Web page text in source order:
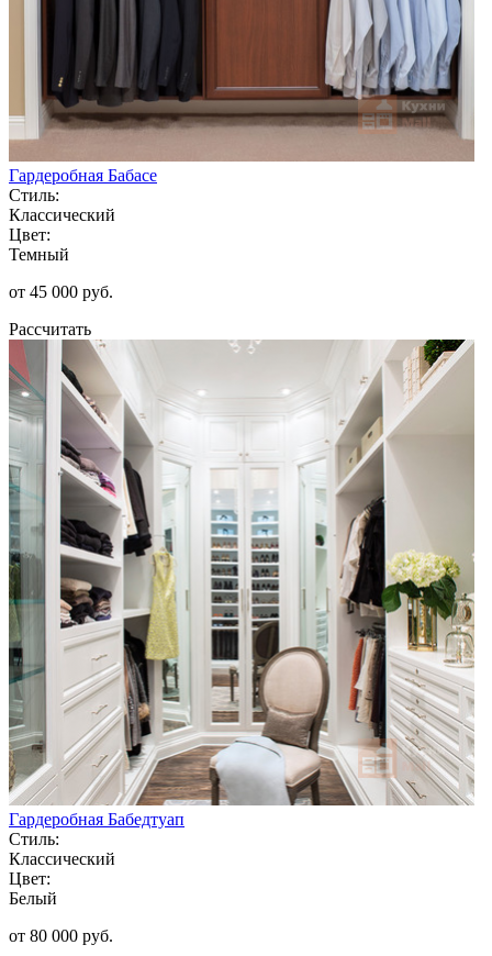
Гардеробная Бабасе
Стиль:
Классический
Цвет:
Темный
от 45 000 руб.
Рассчитать
Гардеробная Бабедтуап
Стиль:
Классический
Цвет:
Белый
от 80 000 руб.